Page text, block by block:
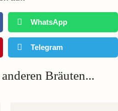
WhatsApp
Telegram
Bräuten...